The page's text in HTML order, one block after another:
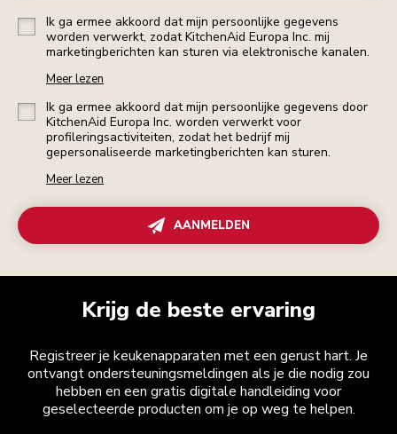
Ik ga ermee akkoord dat mijn persoonlijke gegevens
worden verwerkt, zodat KitchenAid Europa Inc. mij
marketingberichten kan sturen via elektronische kanalen.
Meer lezen
Ik ga ermee akkoord dat mijn persoonlijke gegevens door
KitchenAid Europa Inc. worden verwerkt voor
profileringsactiviteiten, zodat het bedrijf mij
gepersonaliseerde marketingberichten kan sturen.
Meer lezen
AANMELDEN
Krijg de beste ervaring
Registreer je keukenapparaten met een gerust hart. Je
ontvangt ondersteuningsmeldingen als je die nodig zou
hebben en een gratis digitale handleiding voor
geselecteerde producten om je op weg te helpen.